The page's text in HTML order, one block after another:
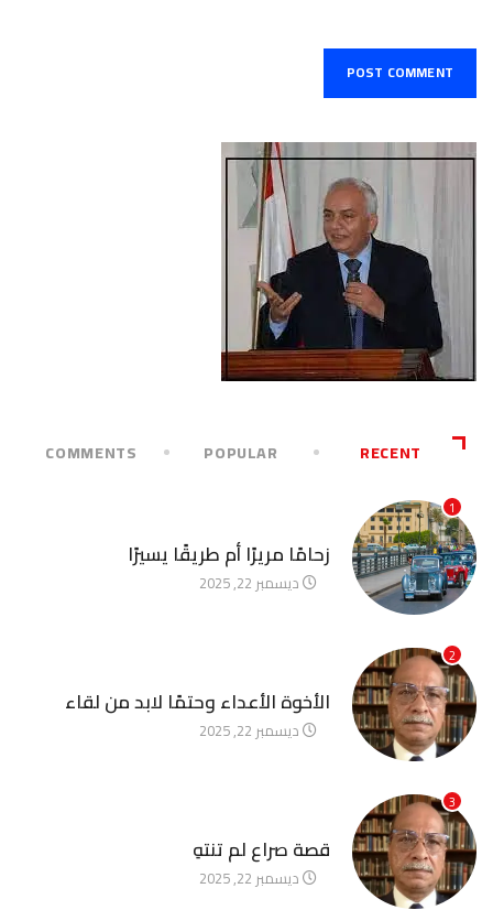
RECENT
POPULAR
COMMENTS
1
زحامًا مريرًا أم طريقًا يسيرًا
ديسمبر 22, 2025
2
الأخوة الأعداء وحتمًا لابد من لقاء
ديسمبر 22, 2025
3
قصة صراع لم تنتهِ
ديسمبر 22, 2025